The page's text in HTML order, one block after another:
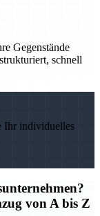
Gegenstände
schnell
Ihr individuelles
von A bis Z